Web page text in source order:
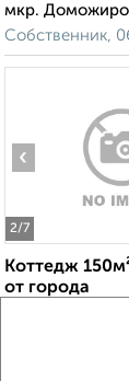
мкр.
Собственник,
2/7
‹
Коттедж
от города